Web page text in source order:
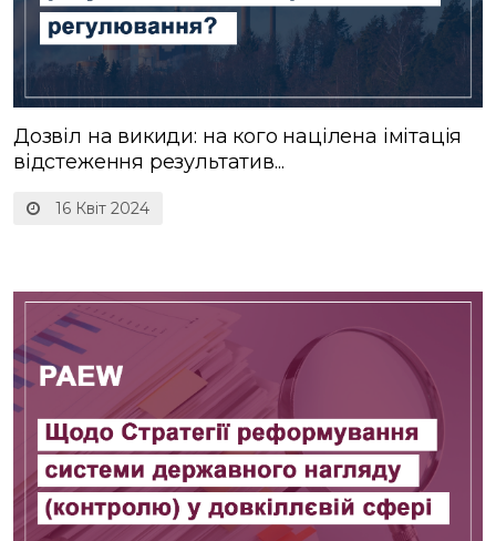
16 Квіт 2024
Дозвіл на викиди: на кого націлена імітація
відстеження результатив...